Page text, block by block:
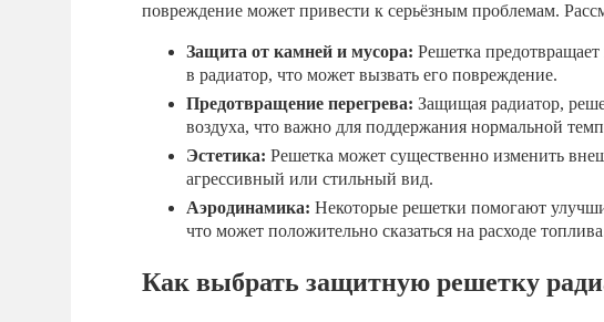
повреждение может привести к серьёзным проблемам.
Защита от камней и мусора: Решетка
в радиатор, что может вызвать его повреждение.
Предотвращение перегрева: Защищая радиатор,
воздуха, что важно для поддержания нормальной
Эстетика: Решетка может существенно изменить
агрессивный или стильный вид.
Аэродинамика: Некоторые решетки помогают
что может положительно сказаться на расходе
Как выбрать защитную решетку